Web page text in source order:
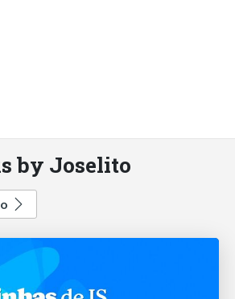
by Joselito